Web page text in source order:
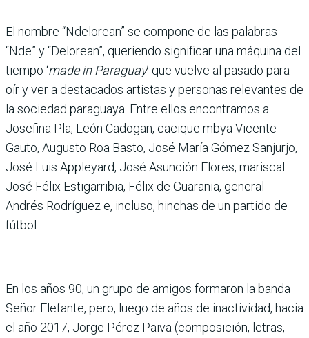
El nombre “Ndelorean” se compone de las palabras
“Nde” y “Delorean”, queriendo significar una máquina del
tiempo ‘made in Paraguay’ que vuelve al pasado para
oír y ver a destacados artistas y personas relevantes de
la sociedad paraguaya. Entre ellos encontramos a
Josefina Pla, León Cadogan, cacique mbya Vicente
Gauto, Augusto Roa Basto, José María Gómez Sanjurjo,
José Luis Appleyard, José Asunción Flores, mariscal
José Félix Estigarribia, Félix de Guarania, general
Andrés Rodríguez e, incluso, hinchas de un partido de
fútbol.
En los años 90, un grupo de amigos formaron la banda
Señor Elefante, pero, luego de años de inactividad, hacia
el año 2017, Jorge Pérez Paiva (composición, letras,